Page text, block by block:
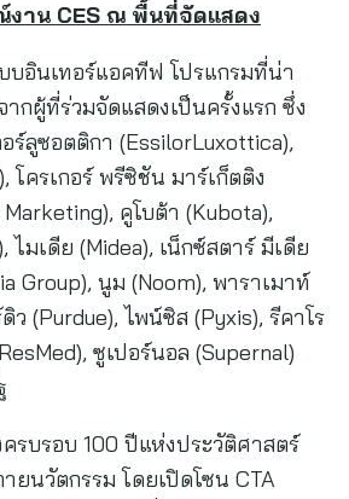
งาน CES ณ พื้นที่จัดแสดง
บอินเทอร์แอคทีฟ โปรแกรมที่น่า
กผู้ที่ร่วมจัดแสดงเป็นครั้งแรก ซึ่ง
ร์ลูซอตติกา (EssilorLuxottica),
โครเกอร์ พรีซิชัน มาร์เก็ตติง
คูโบต้า (Kubota),
ไมเดีย (Midea), เน็กซ์สตาร์ มีเดีย
Group), นูม (Noom), พาราเมาท์
ว (Purdue), ไพน์ซิส (Pyxis), รีคาโร
ซูเปอร์นอล (Supernal)
ครบรอบ 100 ปีแห่งประวัติศาสตร์
ยนวัตกรรม โดยเปิดโซน CTA